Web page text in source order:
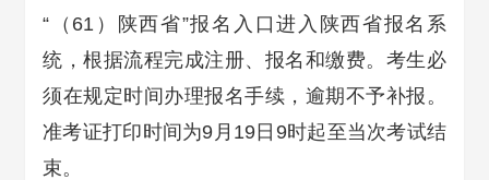
“（61）陕西省”报名入口进入陕西省报名系
统，根据流程完成注册、报名和缴费。考生必
须在规定时间办理报名手续，逾期不予补报。
准考证打印时间为9月19日9时起至当次考试结
束。